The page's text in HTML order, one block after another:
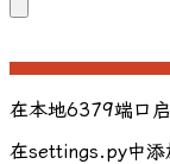
在本地6379端口
在settings.py中添